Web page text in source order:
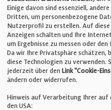
E-Mail:info@bauelemente-
Unternehmen
Impressum
Einige davon sind essenziell,
Dritten, um personenbezogene
Nutzerprofil zu erstellen. Auf
Anzeigen schalten und Ihre
um Ergebnisse zu messen oder
Da wir Ihre Privatsphäre schätzen,
diese Technologien zu verwenden.
jederzeit über den Link "Cookie-
ändern oder widerrufen.
Hinweis auf Verarbeitung Ihrer auf
den USA: